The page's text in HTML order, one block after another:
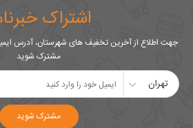
اشتراک
جهت اطلاع از آخرین تخفیف های شهرستان، آدرس
مشترک شوید
تهران
مشترک شوید